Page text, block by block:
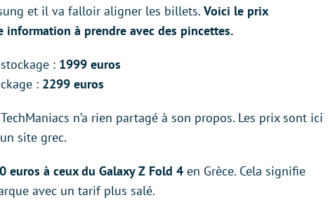
et il va falloir aligner les billets. Voici le prix
à prendre avec des pincettes.
: 1999 euros
: 2299 euros
n’a rien partagé à son propos. Les prix sont ici
site grec.
euros à ceux du Galaxy Z Fold 4 en Grèce. Cela signifie
avec un tarif plus salé.